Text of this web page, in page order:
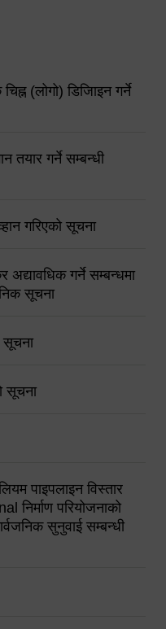
(लोगो) डिजिाइन गर्ने
तयार गर्ने सम्बन्धी
गरिएको सूचना
अद्यावधिक गर्ने सम्बन्धमा
सूचना
सूचना
सूचना
पाइपलाइन विस्तार
निर्माण परियोजनाको
सुनुवाई सम्बन्धी